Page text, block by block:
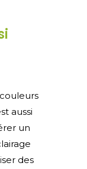
aussi
un
des